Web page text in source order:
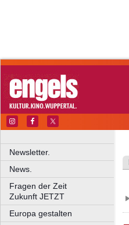
Newsletter.
News.
Fragen der Zeit
Zukunft JETZT
Europa gestalten